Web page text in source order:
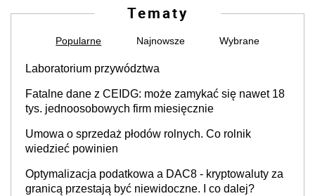
Tematy
Popularne Najnowsze Wybrane
Laboratorium przywództwa
Fatalne dane z CEIDG: może zamykać się nawet 18
tys. jednoosobowych firm miesięcznie
Umowa o sprzedaż płodów rolnych. Co rolnik
wiedzieć powinien
Optymalizacja podatkowa a DAC8 - kryptowaluty za
granicą przestają być niewidoczne. I co dalej?